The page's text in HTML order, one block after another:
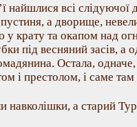
найшлися всі
а дворище,
у крату та окапом над
під весняний засів, а
Остала,
і престолом, і саме
навколішки, а старий